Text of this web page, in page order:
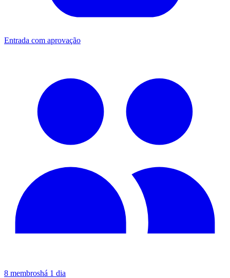
Entrada com aprovação
8 membroshá 1 dia